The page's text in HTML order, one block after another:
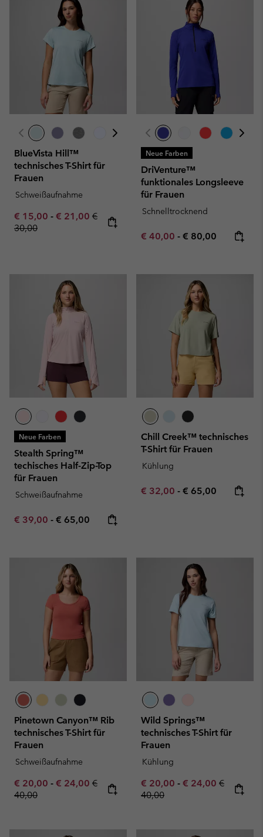
BlueVista Hill™
technisches T-Shirt für
Frauen
Schweißaufnahme
Minimum sale price:
€ 15,00 - Maximum sale price:
€ 21,00 Regular price:
€
30,00
Neue Farben
DriVenture™
funktionales Longsleeve
für Frauen
Schnelltrocknend
Minimum sale price:
€ 40,00 - Maximum price:
€ 80,00
Neue Farben
Stealth Spring™
techisches Half-Zip-Top
für Frauen
Schweißaufnahme
Minimum sale price:
€ 39,00 - Maximum price:
€ 65,00
Chill Creek™ technisches
T-Shirt für Frauen
Kühlung
Minimum sale price:
€ 32,00 - Maximum price:
€ 65,00
Pinetown Canyon™ Rib
technisches T-Shirt für
Frauen
Schweißaufnahme
Minimum sale price:
€ 20,00 - Maximum sale price:
€ 24,00 Regular price:
€
40,00
Wild Springs™
technisches T-Shirt für
Frauen
Kühlung
Minimum sale price:
€ 20,00 - Maximum sale
€ 24,00 Regular
€
40,00